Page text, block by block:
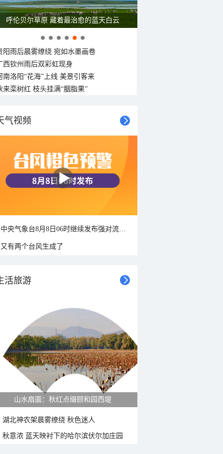
呼伦贝尔草原 藏着最治愈的蓝天白云
阳雨后晨雾缭绕 宛如水墨画卷
西钦州雨后双彩虹现身
南洛阳“花海”上线 美景引客来
来栾树红 枝头挂满“胭脂果”
气视频
又有两个台风生成了
活旅游
山水扇面：秋红点缀颐和园西堤
湖北神农架晨雾缭绕 秋色迷人
秋意浓 蓝天映衬下的哈尔滨伏尔加庄园